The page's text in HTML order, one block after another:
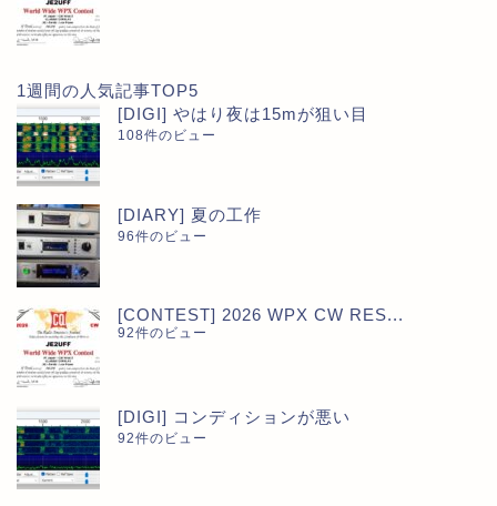
1週間の人気記事TOP5
[DIGI] やはり夜は15mが狙い目
108件のビュー
[DIARY] 夏の工作
96件のビュー
[CONTEST] 2026 WPX CW RES...
92件のビュー
[DIGI] コンディションが悪い
92件のビュー